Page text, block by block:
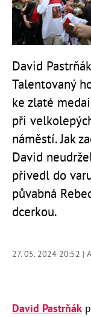
David
Talentovaný
ke zlaté
při
náměstí. Jak
David
přivedl do
půvabná
dcerkou.
27. 05. 2024 20:52 |
David Pastrňák